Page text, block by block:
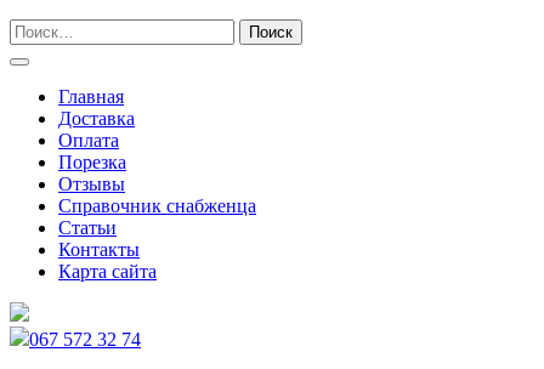
Главная
Доставка
Оплата
Порезка
Отзывы
Справочник снабженца
Статьи
Контакты
Карта сайта
067 572 32 74